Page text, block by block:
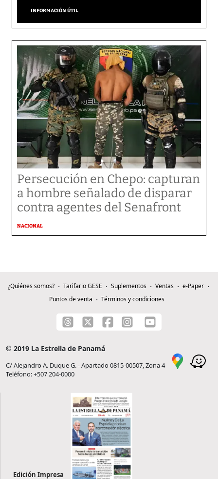
INFORMACIÓN ÚTIL
Persecución en Chepo: capturan
a hombre señalado de disparar
contra agentes del Senafront
NACIONAL
¿Quiénes somos? Tarifario GESE Suplementos Ventas
e-Paper
Puntos de venta
Términos y condiciones
© 2019 La Estrella de Panamá
C/ Alejandro A. Duque G. - Apartado 0815-00507, Zona 4
Teléfono: +507 204-0000
Edición Impresa